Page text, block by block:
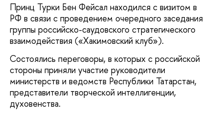
Принц Турки Бен Фейсал находился с визитом в
РФ в связи с проведением очередного заседания
группы российско-саудовского стратегического
взаимодействия («Хакимовский клуб»).
Состоялись переговоры, в которых с российской
стороны приняли участие руководители
министерств и ведомств Республики Татарстан,
представители творческой интеллигенции,
духовенства.